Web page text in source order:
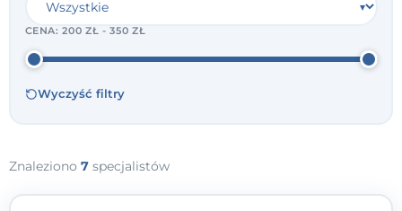
CENA:200 ZŁ - 350 ZŁ
Wyczyść filtry
Znaleziono 7 specjalistów